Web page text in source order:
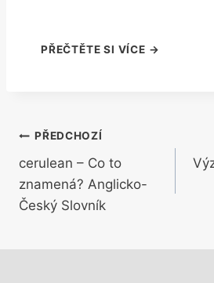
Navigace
pro
příspěvek
PŘEDCHOZÍ
cerulean – Co to
znamená? Anglicko-
Český Slovník